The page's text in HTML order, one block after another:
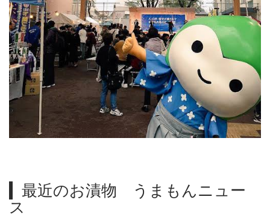
最近のお漬物 うまもんニュー
ス